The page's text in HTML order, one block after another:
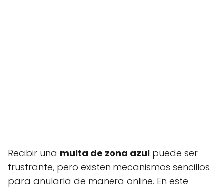
Recibir una multa de zona azul puede ser
frustrante, pero existen mecanismos sencillos
para anularla de manera online. En este